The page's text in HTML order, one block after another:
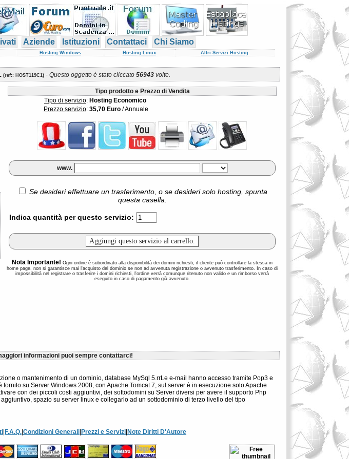
Aziende Istituzioni Contattaci Chi Siamo
Hosting Windows Hosting Linux Altri Servizi Hosting
(ref:: HOST119C1) - Questo oggetto è stato cliccato 56943 volte.
Tipo prodotto e Prezzo di Vendita
Tipo di servizio: Hosting Economico
Prezzo servizio: 35,70 Euro / Annuale
www.
Se desideri effettuare un trasferimento, o se desideri solo hosting, spunta
questa casella.
Indica quantità per questo servizio:
Nota Importante! Ogni ordine è subordinato alla disponibilità dei domini richiesti, il cliente può controllare la stessa in
home page, non si garantisce mai l'acquisto del dominio se non ad avvenuta registrazione o avvenuto trasferimento. In caso di
impossibilità nel registrare o trasferire i domini richiesti, l'ordine verrà comunque ritenuto non valido e un rimborso verrà
eseguito in caso di pagamento già avvenuto.
informazioni puoi sempre contattarci!
o mantenimento di un dominio, database MySql 5.rrLe e-mail hanno accesso tramite Pop3 e
su Server Windows 2008, con Apache Tomcat 7, sul server è in esecuzione solo Apache
con dei piccoli costi aggiuntivi, dei sottodomini su Server diversi per avere il supporto Php
spazio su server linux e collegarlo ad un sottodominio di terzo livello del tipo
F.A.Q. Condizioni Generali Prezzi e Servizi Note Diritti D'Autore